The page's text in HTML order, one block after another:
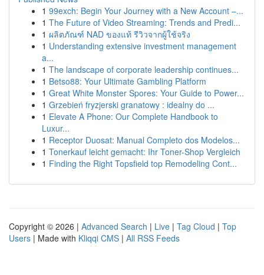
1 99exch: Begin Your Journey with a New Account –...
1 The Future of Video Streaming: Trends and Predi...
1 ผลิตภัณฑ์ NAD ของแท้ รีวิวจากผู้ใช้จริง
1 Understanding extensive investment management
a...
1 The landscape of corporate leadership continues...
1 Betso88: Your Ultimate Gambling Platform
1 Great White Monster Spores: Your Guide to Power...
1 Grzebień fryzjerski granatowy : idealny do ...
1 Elevate A Phone: Our Complete Handbook to
Luxur...
1 Receptor Duosat: Manual Completo dos Modelos...
1 Tonerkauf leicht gemacht: Ihr Toner-Shop Vergleich
1 Finding the Right Topsfield top Remodeling Cont...
Copyright © 2026 | Advanced Search | Live | Tag Cloud | Top
Users | Made with Kliqqi CMS | All RSS Feeds